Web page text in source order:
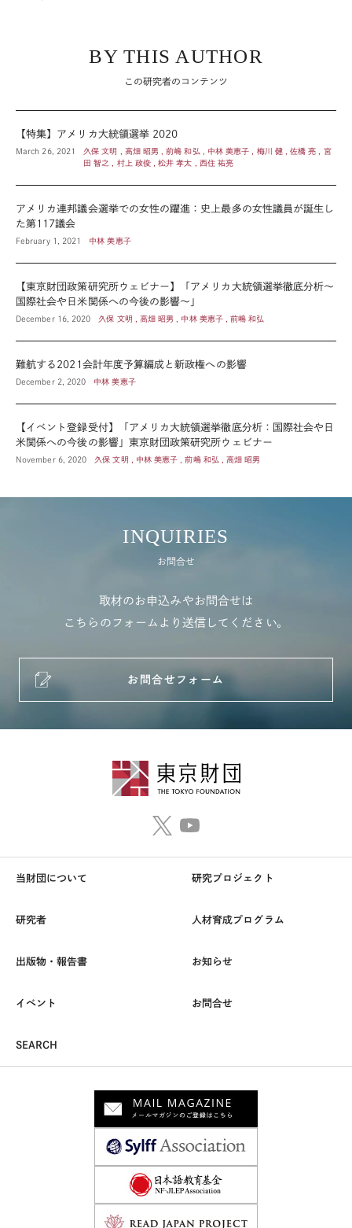
BY THIS AUTHOR
この研究者のコンテンツ
【特集】アメリカ大統領選挙 2020
March 26, 2021
久保 文明 , 高畑 昭男 , 前嶋 和弘 , 中林 美恵子 , 梅川 健 , 佐橋 亮 , 宮
田 智之 , 村上 政俊 , 松井 孝太 , 西住 祐亮
アメリカ連邦議会選挙での女性の躍進：史上最多の女性議員が誕生し
た第117議会
February 1, 2021 中林 美恵子
【東京財団政策研究所ウェビナー】「アメリカ大統領選挙徹底分析～
国際社会や日米関係への今後の影響～」
December 16, 2020 久保 文明 , 高畑 昭男 , 中林 美恵子 , 前嶋 和弘
難航する2021会計年度予算編成と新政権への影響
December 2, 2020 中林 美恵子
【イベント登録受付】「アメリカ大統領選挙徹底分析：国際社会や日
米関係への今後の影響」東京財団政策研究所ウェビナー
November 6, 2020 久保 文明 , 中林 美恵子 , 前嶋 和弘 , 高畑 昭男
INQUIRIES
お問合せ
取材のお申込みやお問合せは
こちらのフォームより送信してください。
お問合せフォーム
当財団について 研究プロジェクト
研究者 人材育成プログラム
出版物・報告書 お知らせ
イベント お問合せ
SEARCH